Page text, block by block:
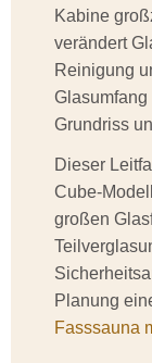
Kabine
verändert
Reinigung
Grundriss
Dieser
Cube-
großen
Planung
Fasssauna